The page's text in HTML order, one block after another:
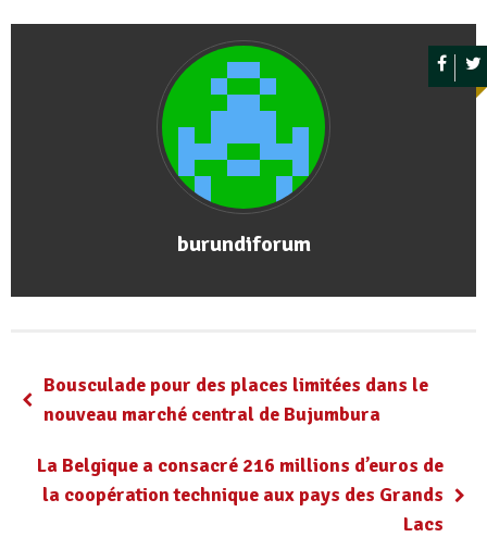
burundiforum
Bousculade pour des places limitées dans le
nouveau marché central de Bujumbura
La Belgique a consacré 216 millions d’euros de
la coopération technique aux pays des Grands
Lacs